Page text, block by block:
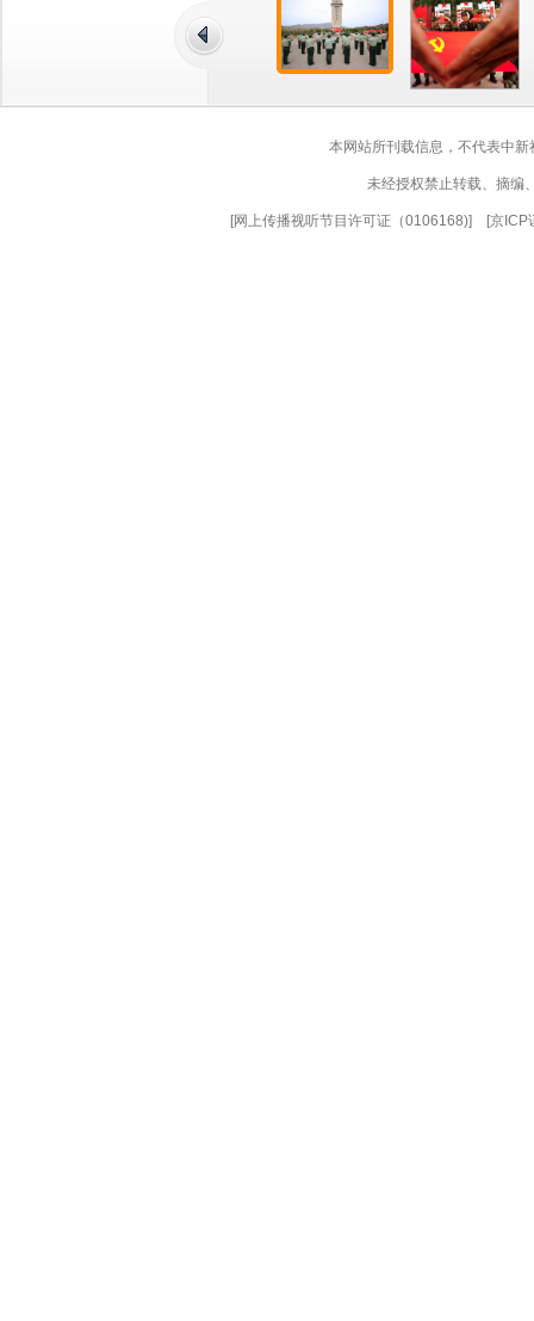
本网站所刊载信息，不代表中
未经授权禁止转载、摘编
[网上传播视听节目许可证（0106168)] [京ICP